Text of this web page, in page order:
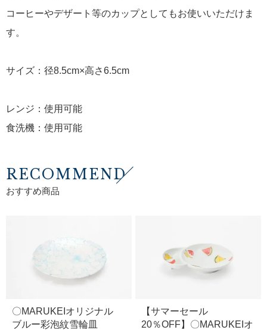
コーヒーやデザート等のカップとしてもお使いいただけま
す。
サイズ：径8.5cm×高さ6.5cm
レンジ：使用可能
食洗機：使用可能
RECOMMEND
おすすめ商品
〇MARUKEIオリジナル
ブルー彩泡紋雪輪皿
【サマーセール
20％OFF】〇MARUKEIオ